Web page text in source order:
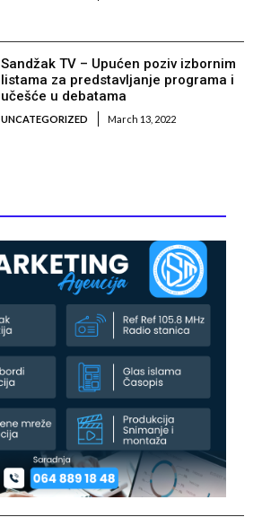
Sandžak TV – Upućen poziv izbornim
listama za predstavljanje programa i
učešće u debatama
UNCATEGORIZED March 13, 2022